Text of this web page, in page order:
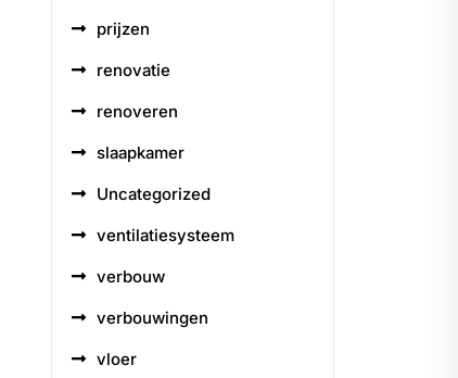
prijzen
renovatie
renoveren
slaapkamer
Uncategorized
ventilatiesysteem
verbouw
verbouwingen
vloer